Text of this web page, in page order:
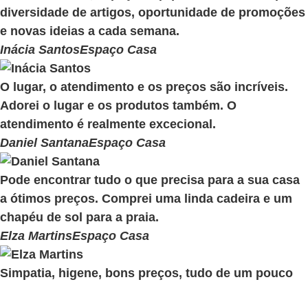
diversidade de artigos, oportunidade de promoções
e novas ideias a cada semana.
Inácia SantosEspaço Casa
O lugar, o atendimento e os preços são incríveis.
Adorei o lugar e os produtos também. O
atendimento é realmente excecional.
Daniel SantanaEspaço Casa
Pode encontrar tudo o que precisa para a sua casa
a ótimos preços. Comprei uma linda cadeira e um
chapéu de sol para a praia.
Elza MartinsEspaço Casa
Simpatia, higene, bons preços, tudo de um pouco